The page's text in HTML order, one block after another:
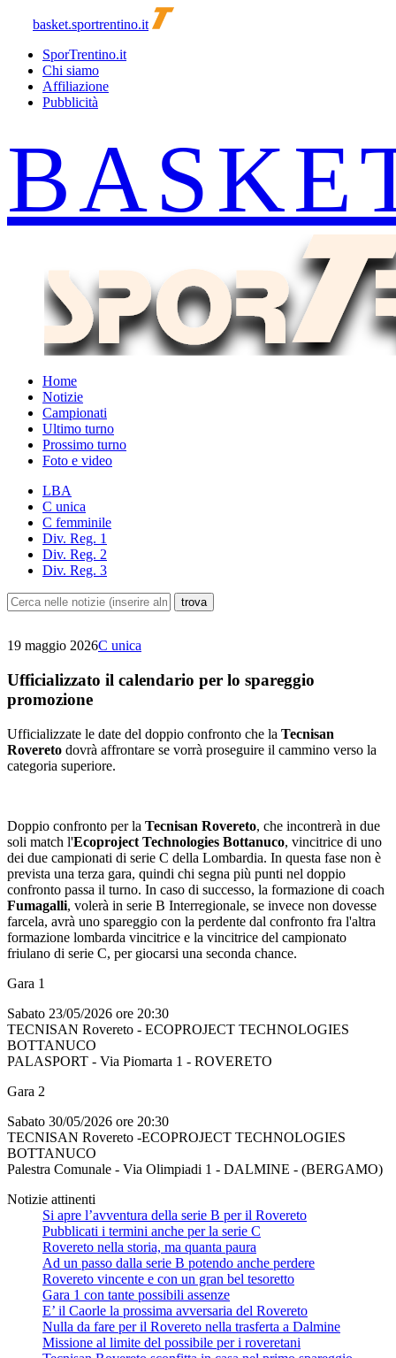
basket.sportrentino.it
SporTrentino.it
Chi siamo
Affiliazione
Pubblicità
Home
Notizie
Campionati
Ultimo turno
Prossimo turno
Foto e video
LBA
C unica
C femminile
Div. Reg. 1
Div. Reg. 2
Div. Reg. 3
19 maggio 2026C unica
Ufficializzato il calendario per lo spareggio
promozione
Ufficializzate le date del doppio confronto che la Tecnisan
Rovereto dovrà affrontare se vorrà proseguire il cammino verso la
categoria superiore.
Doppio confronto per la Tecnisan Rovereto, che incontrerà in due
soli match l'Ecoproject Technologies Bottanuco, vincitrice di uno
dei due campionati di serie C della Lombardia. In questa fase non è
prevista una terza gara, quindi chi segna più punti nel doppio
confronto passa il turno. In caso di successo, la formazione di coach
Fumagalli, volerà in serie B Interregionale, se invece non dovesse
farcela, avrà uno spareggio con la perdente dal confronto fra l'altra
formazione lombarda vincitrice e la vincitrice del campionato
friulano di serie C, per giocarsi una seconda chance.
Gara 1
Sabato 23/05/2026 ore 20:30
TECNISAN Rovereto - ECOPROJECT TECHNOLOGIES
BOTTANUCO
PALASPORT - Via Piomarta 1 - ROVERETO
Gara 2
Sabato 30/05/2026 ore 20:30
TECNISAN Rovereto -ECOPROJECT TECHNOLOGIES
BOTTANUCO
Palestra Comunale - Via Olimpiadi 1 - DALMINE - (BERGAMO)
Notizie attinenti
Si apre l’avventura della serie B per il Rovereto
Pubblicati i termini anche per la serie C
Rovereto nella storia, ma quanta paura
Ad un passo dalla serie B potendo anche perdere
Rovereto vincente e con un gran bel tesoretto
Gara 1 con tante possibili assenze
E’ il Caorle la prossima avversaria del Rovereto
Nulla da fare per il Rovereto nella trasferta a Dalmine
Missione al limite del possibile per i roveretani